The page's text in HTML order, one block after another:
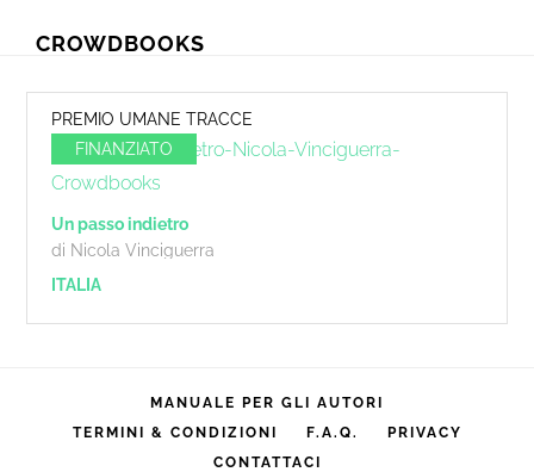
navigation
content
CROWDBOOKS
PREMIO UMANE TRACCE
FINANZIATO
Un passo indietro
di Nicola Vinciguerra
ITALIA
MANUALE PER GLI AUTORI
TERMINI & CONDIZIONI
F.A.Q.
PRIVACY
CONTATTACI